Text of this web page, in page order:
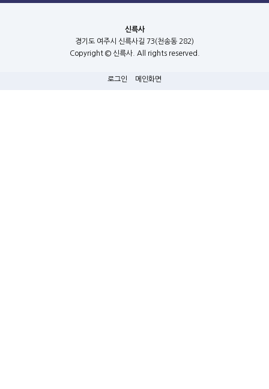
신륵사
경기도 여주시 신륵사길 73(천송동 282)
Copyright © 신륵사. All rights reserved.
로그인 메인화면